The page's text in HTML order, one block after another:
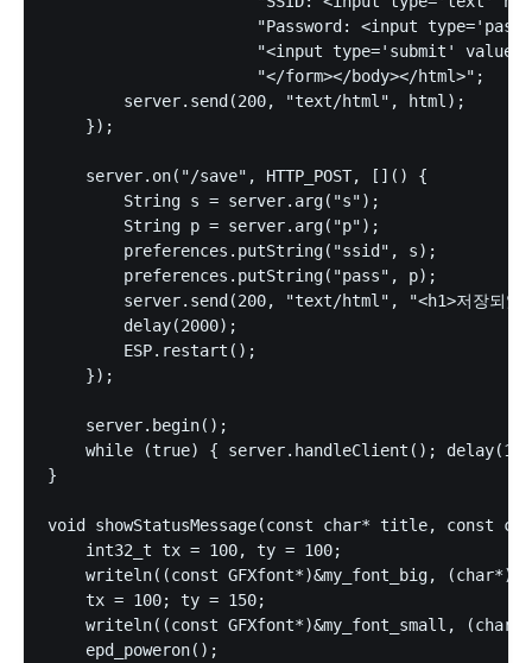
"Password: <input
"<input type='submit' value='
                      "</form></body></html>";
        server.send(200, "text/html", html);
    });
    server.on("/save", HTTP_POST, []() {
        String s = server.arg("s");
        String p = server.arg("p");
        preferences.putString("ssid", s);
        preferences.putString("pass", p);
server.send(200, "text/html", "<h1>저장되었
        delay(2000);
        ESP.restart();
    });
    server.begin();
while (true) { server.handleClient();
}
void showStatusMessage(const char* title, const
    int32_t tx = 100, ty = 100;
writeln((const GFXfont*)&my_font_big,
    tx = 100; ty = 150;
writeln((const GFXfont*)&my_font_small,
    epd_poweron();